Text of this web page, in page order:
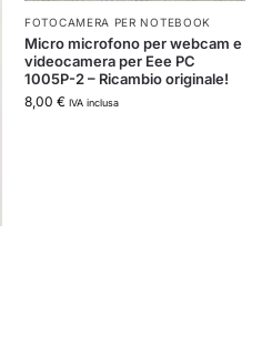
FOTOCAMERA PER NOTEBOOK
Micro microfono per webcam e
videocamera per Eee PC
1005P-2 – Ricambio originale!
8,00 € IVA inclusa